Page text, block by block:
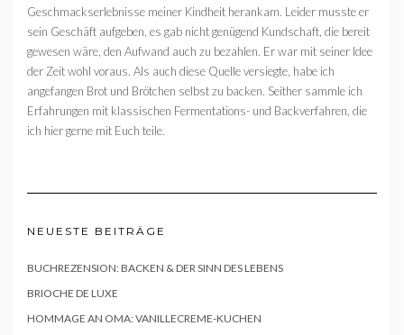
Geschmackserlebnisse meiner Kindheit herankam. Leider musste er
sein Geschäft aufgeben, es gab nicht genügend Kundschaft, die bereit
gewesen wäre, den Aufwand auch zu bezahlen. Er war mit seiner Idee
der Zeit wohl voraus. Als auch diese Quelle versiegte, habe ich
angefangen Brot und Brötchen selbst zu backen. Seither sammle ich
Erfahrungen mit klassischen Fermentations- und Backverfahren, die
ich hier gerne mit Euch teile.
NEUESTE BEITRÄGE
BUCHREZENSION: BACKEN & DER SINN DES LEBENS
BRIOCHE DE LUXE
HOMMAGE AN OMA: VANILLECREME-KUCHEN